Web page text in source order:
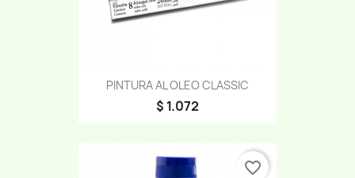
PINTURA AL OLEO CLASSIC
$ 1.072
favorite_border